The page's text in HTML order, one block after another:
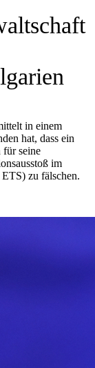
in einem
hat, dass ein
für seine
im
zu fälschen.